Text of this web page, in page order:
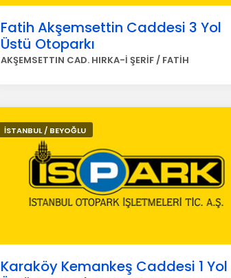
Fatih Akşemsettin Caddesi 3 Yol
Üstü Otoparkı
AKŞEMSETTIN CAD. HIRKA-İ ŞERİF / FATİH
İSTANBUL / BEYOĞLU
Karaköy Kemankeş Caddesi 1 Yol